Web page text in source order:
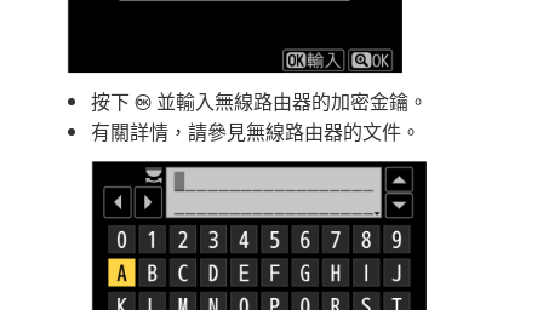
按下 J 並輸入無線路由器的加密金鑰。
有關詳情，請參見無線路由器的文件。